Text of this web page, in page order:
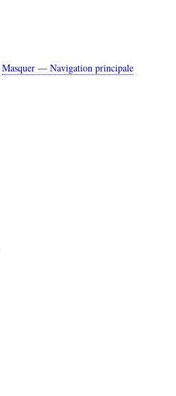
Masquer — Navigation principale